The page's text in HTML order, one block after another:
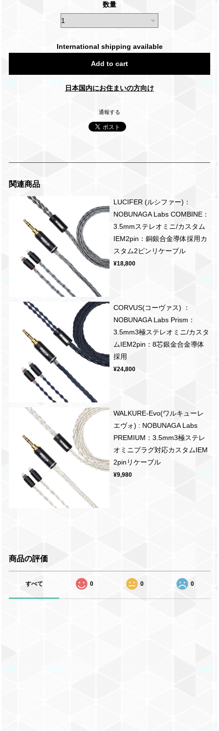
数量
International shipping available
Add to cart
日本国内にお住まいの方向け
通報する
関連商品
LUCIFER (ルシファー)：
NOBUNAGA Labs COMBINE：
3.5mmステレオミニ/カスタム
IEM2pin：銅銀合金導体採用カ
スタム2ピンリケーブル
¥18,800
CORVUS(コーヴァス) ：
NOBUNAGA Labs Prism：
3.5mm3極ステレオミニ/カスタ
ムIEM2pin：8芯銀金合金導体
採用
¥24,800
WALKURE-Evo(ワルキューレ
エヴォ) : NOBUNAGA Labs
PREMIUM：3.5mm3極ステレ
オミニプラグ対応カスタムIEM
2pinリケーブル
¥9,980
商品の評価
すべて 0 0 0